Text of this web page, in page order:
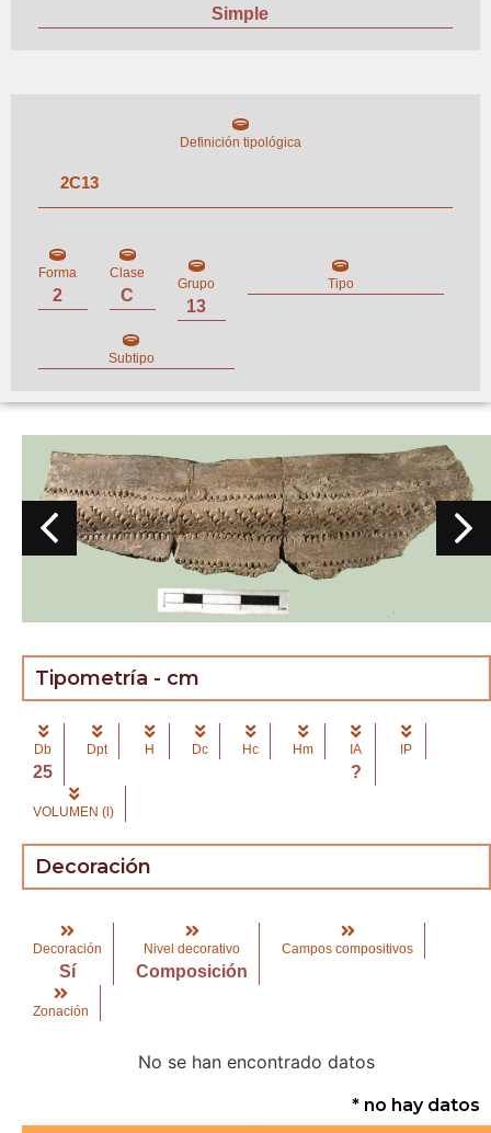
Simple
Definición tipológica
2C13
Forma
2
Clase
C
Grupo
13
Tipo
Subtipo
Tipometría - cm
Db
25
Dpt H Dc Hc Hm IA
?
IP
VOLUMEN (l)
Decoración
Decoración
Sí
Nivel decorativo
Composición
Campos compositivos
Zonación
No se han encontrado datos
* no hay datos